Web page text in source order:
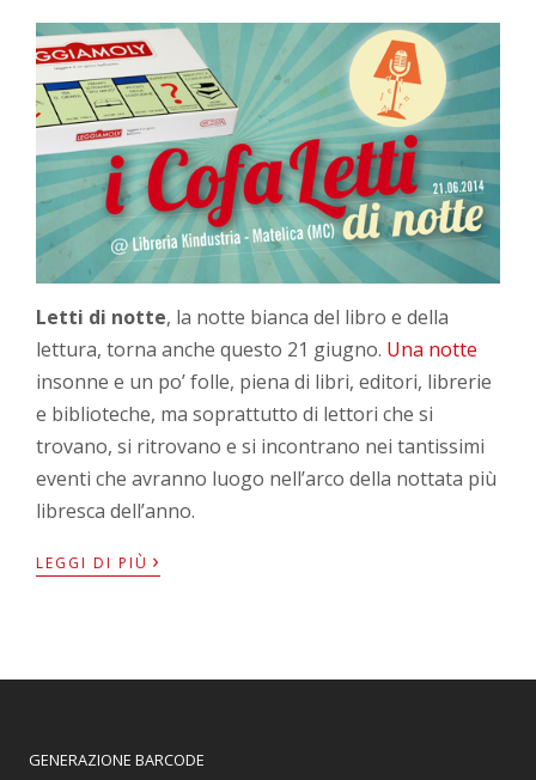
Letti di notte, la notte bianca del libro e della
lettura, torna anche questo 21 giugno. Una notte
insonne e un po’ folle, piena di libri, editori, librerie
e biblioteche, ma soprattutto di lettori che si
trovano, si ritrovano e si incontrano nei tantissimi
eventi che avranno luogo nell’arco della nottata più
libresca dell’anno.
LEGGI DI PIÙ ›
GENERAZIONE BARCODE